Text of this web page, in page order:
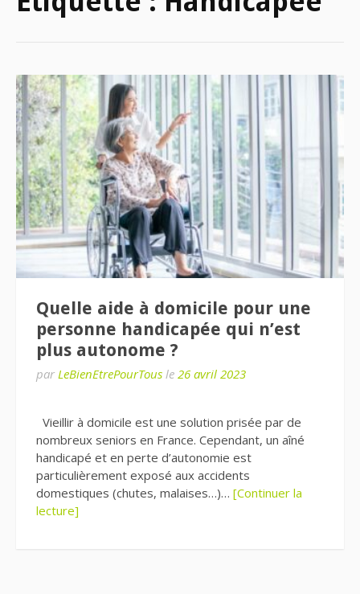
Quelle aide à domicile pour une
personne handicapée qui n’est
plus autonome ?
par LeBienEtrePourTous le 26 avril 2023
Vieillir à domicile est une solution prisée par de
nombreux seniors en France. Cependant, un aîné
handicapé et en perte d’autonomie est
particulièrement exposé aux accidents
domestiques (chutes, malaises…)… [Continuer la
lecture]